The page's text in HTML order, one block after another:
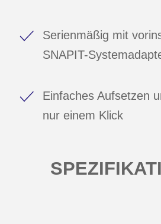
Serienmäßig mit
SNAPIT-
Einfaches Aufsetzen
nur einem Klick